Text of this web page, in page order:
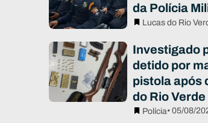
da Polícia
Lucas do Rio
Investigado
detido por
pistola após
do Rio Verde
Polícia• 05/08/